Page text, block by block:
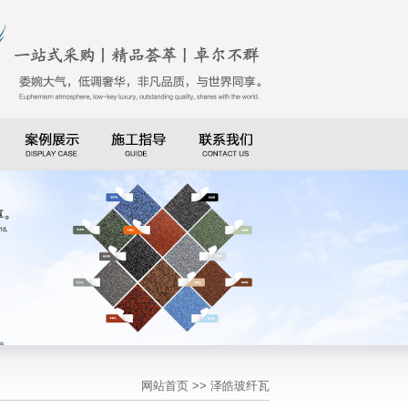
网站首页 >> 泽皓玻纤瓦